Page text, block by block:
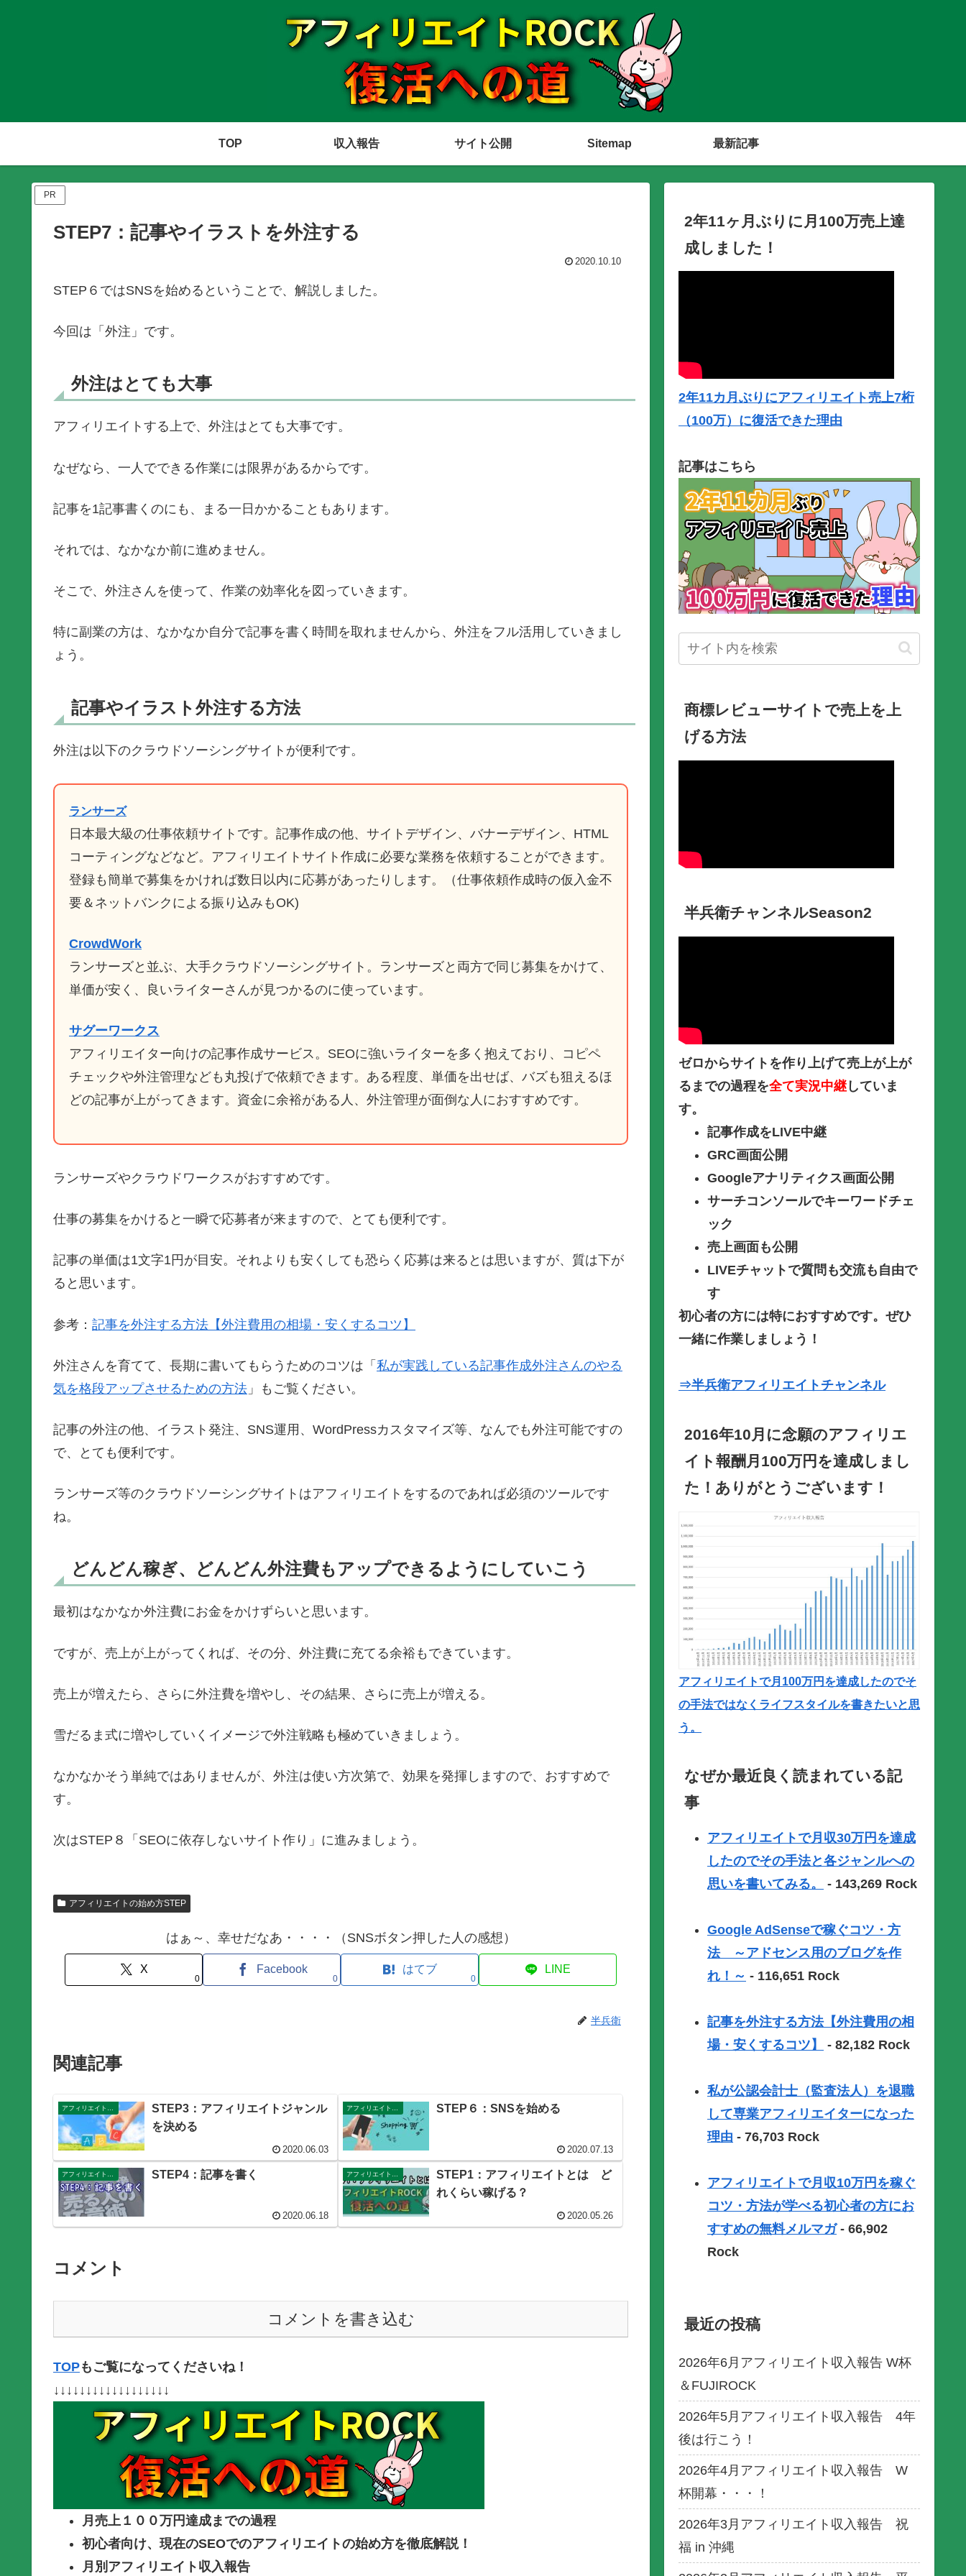
TOP 収入報告 サイト公開 Sitemap 最新記事
PR
STEP7：記事やイラストを外注する
2020.10.10
STEP６ではSNSを始めるということで、解説しました。
今回は「外注」です。
外注はとても大事
アフィリエイトする上で、外注はとても大事です。
なぜなら、一人でできる作業には限界があるからです。
記事を1記事書くのにも、まる一日かかることもあります。
それでは、なかなか前に進めません。
そこで、外注さんを使って、作業の効率化を図っていきます。
特に副業の方は、なかなか自分で記事を書く時間を取れませんから、外注をフル活用していきまし
ょう。
記事やイラスト外注する方法
外注は以下のクラウドソーシングサイトが便利です。
ランサーズ
日本最大級の仕事依頼サイトです。記事作成の他、サイトデザイン、バナーデザイン、HTML
コーティングなどなど。アフィリエイトサイト作成に必要な業務を依頼することができます。
登録も簡単で募集をかければ数日以内に応募があったりします。（仕事依頼作成時の仮入金不
要＆ネットバンクによる振り込みもOK)
CrowdWork
ランサーズと並ぶ、大手クラウドソーシングサイト。ランサーズと両方で同じ募集をかけて、
単価が安く、良いライターさんが見つかるのに使っています。
サグーワークス
アフィリエイター向けの記事作成サービス。SEOに強いライターを多く抱えており、コピペ
チェックや外注管理なども丸投げで依頼できます。ある程度、単価を出せば、バズも狙えるほ
どの記事が上がってきます。資金に余裕がある人、外注管理が面倒な人におすすめです。
ランサーズやクラウドワークスがおすすめです。
仕事の募集をかけると一瞬で応募者が来ますので、とても便利です。
記事の単価は1文字1円が目安。それよりも安くしても恐らく応募は来るとは思いますが、質は下が
ると思います。
参考： 記事を外注する方法【外注費用の相場・安くするコツ】
外注さんを育てて、長期に書いてもらうためのコツは「 私が実践している記事作成外注さんのやる
気を格段アップさせるための方法 」もご覧ください。
記事の外注の他、イラスト発注、SNS運用、WordPressカスタマイズ等、なんでも外注可能ですの
で、とても便利です。
ランサーズ等のクラウドソーシングサイトはアフィリエイトをするのであれば必須のツールです
ね。
どんどん稼ぎ、どんどん外注費もアップできるようにしていこう
最初はなかなか外注費にお金をかけずらいと思います。
ですが、売上が上がってくれば、その分、外注費に充てる余裕もできています。
売上が増えたら、さらに外注費を増やし、その結果、さらに売上が増える。
雪だるま式に増やしていくイメージで外注戦略も極めていきましょう。
なかなかそう単純ではありませんが、外注は使い方次第で、効果を発揮しますので、おすすめで
す。
次はSTEP８「SEOに依存しないサイト作り」に進みましょう。
アフィリエイトの始め方STEP
はぁ～、幸せだなあ・・・・（SNSボタン押した人の感想）
X
0
Facebook
0
はてブ
0
LINE
半兵衛
関連記事
STEP3：アフィリエイトジャンル
を決める
2020.06.03
STEP６：SNSを始める
2020.07.13
アフィリエイトの始め方STEP STEP4：記事を書く
2020.06.18
アフィリエイトの始め方STEP
STEP1：アフィリエイトとは ど
れくらい稼げる？
2020.05.26
コメント
コメントを書き込む
TOPもご覧になってくださいね！
↓↓↓↓↓↓↓↓↓↓↓↓↓↓↓↓↓↓
月売上１００万円達成までの過程
初心者向け、現在のSEOでのアフィリエイトの始め方を徹底解説！
月別アフィリエイト収入報告
2年11ヶ月ぶりに月100万売上達
成しました！
2年11カ月ぶりにアフィリエイト売上7桁
（100万）に復活できた理由
記事はこちら
商標レビューサイトで売上を上
げる方法
半兵衛チャンネルSeason2
ゼロからサイトを作り上げて売上が上が
るまでの過程を全て実況中継 していま
す。
記事作成をLIVE中継
GRC画面公開
Googleアナリティクス画面公開
サーチコンソールでキーワードチェ
ック
売上画面も公開
LIVEチャットで質問も交流も自由で
す
初心者の方には特におすすめです。ぜひ
一緒に作業しましょう！
⇒半兵衛アフィリエイトチャンネル
2016年10月に念願のアフィリエ
イト報酬月100万円を達成しまし
た！ありがとうございます！
アフィリエイトで月100万円を達成したのでそ
の手法ではなくライフスタイルを書きたいと思
う。
なぜか最近良く読まれている記
事
アフィリエイトで月収30万円を達成
したのでその手法と各ジャンルへの
思いを書いてみる。
- 143,269 Rock
Google AdSenseで稼ぐコツ・方
法 ～アドセンス用のブログを作
れ！～ - 116,651 Rock
記事を外注する方法【外注費用の相
場・安くするコツ】
- 82,182 Rock
私が公認会計士（監査法人）を退職
して専業アフィリエイターになった
理由 - 76,703 Rock
アフィリエイトで月収10万円を稼ぐ
コツ・方法が学べる初心者の方にお
すすめの無料メルマガ- 66,902
Rock
最近の投稿
2026年6月アフィリエイト収入報告 W杯
＆FUJIROCK
2026年5月アフィリエイト収入報告 4年
後は行こう！
2026年4月アフィリエイト収入報告 W
杯開幕・・・！
2026年3月アフィリエイト収入報告 祝
福 in 沖縄